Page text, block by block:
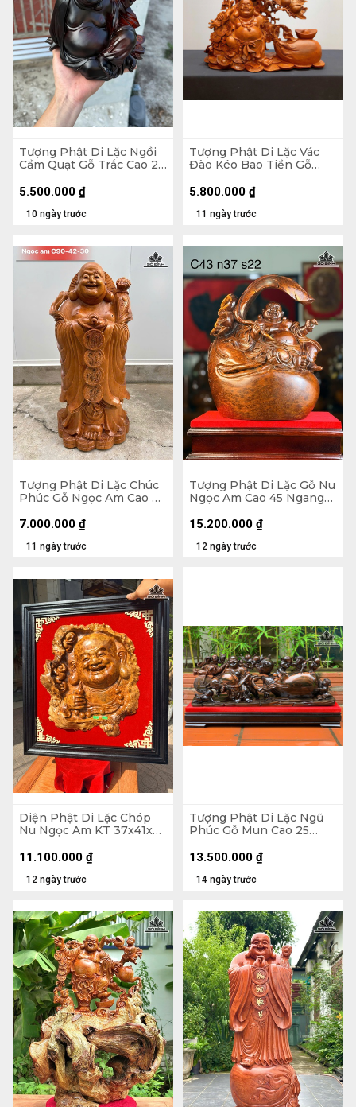
Tượng Phật Di Lặc Ngồi
Cầm Quạt Gỗ Trắc Cao 20
10 ngày trước
5.500.000 ₫
Tượng Phật Di Lặc Vác
Đào Kéo Bao Tiền Gỗ
Sâu 18 (cm)
11 ngày trước
5.800.000 ₫
Tượng Phật Di Lặc Chúc
Phúc Gỗ Ngọc Am Cao 90
11 ngày trước
7.000.000 ₫
Tượng Phật Di Lặc Gỗ Nu
Ngọc Am Cao 45 Ngang
12 ngày trước
15.200.000 ₫
Diện Phật Di Lặc Chóp
Nu Ngọc Am KT 37x41x7
12 ngày trước
11.100.000 ₫
Tượng Phật Di Lặc Ngũ
Phúc Gỗ Mun Cao 25
14 ngày trước
13.500.000 ₫